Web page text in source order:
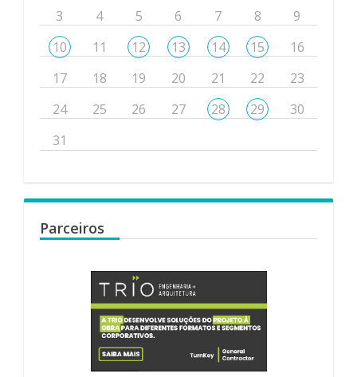
3
4 5 6 7 8
9
10
11 12 13 14 15
16
17
18 19 20 21 22
23
24
25 26 27 28 29
30
31
Parceiros